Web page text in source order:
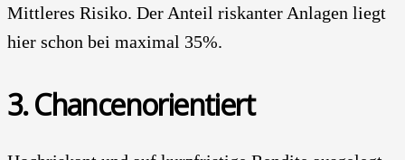
Mitt­le­res Risi­ko. Der Anteil ris­kan­ter Anla­gen liegt
hier schon bei maxi­mal 35%.
3. Chan­cen­ori­en­tiert